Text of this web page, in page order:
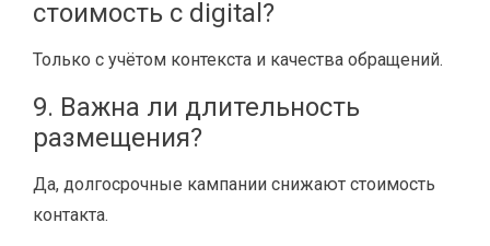
стоимость с digital?
Только с учётом контекста и качества обращений.
9. Важна ли длительность
размещения?
Да, долгосрочные кампании снижают стоимость
контакта.